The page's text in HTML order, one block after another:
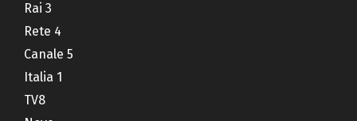
Rai 3
Rete 4
Canale 5
Italia 1
TV8